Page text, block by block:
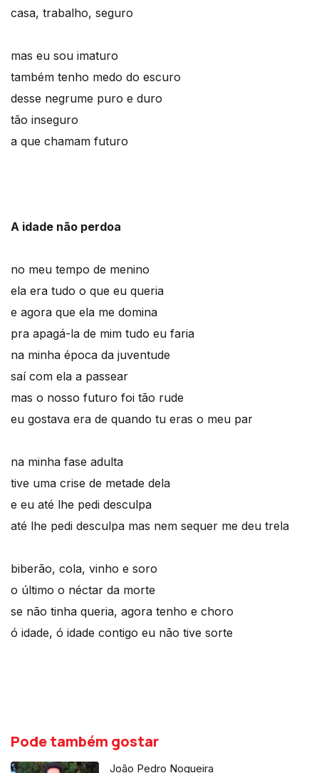
casa, trabalho, seguro
mas eu sou imaturo
também tenho medo do escuro
desse negrume puro e duro
tão inseguro
a que chamam futuro
A idade não perdoa
no meu tempo de menino
ela era tudo o que eu queria
e agora que ela me domina
pra apagá-la de mim tudo eu faria
na minha época da juventude
saí com ela a passear
mas o nosso futuro foi tão rude
eu gostava era de quando tu eras o meu par
na minha fase adulta
tive uma crise de metade dela
e eu até lhe pedi desculpa
até lhe pedi desculpa mas nem sequer me deu trela
biberão, cola, vinho e soro
o último o néctar da morte
se não tinha queria, agora tenho e choro
ó idade, ó idade contigo eu não tive sorte
Pode também gostar
João Pedro Nogueira